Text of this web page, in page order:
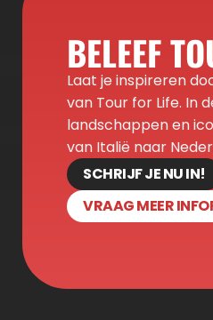
BELEEF
Laat je inspireren
van Tour for Life. In
landschappen en
van Italië naar
SCHRIJF JE NU IN!
VRAAG MEER